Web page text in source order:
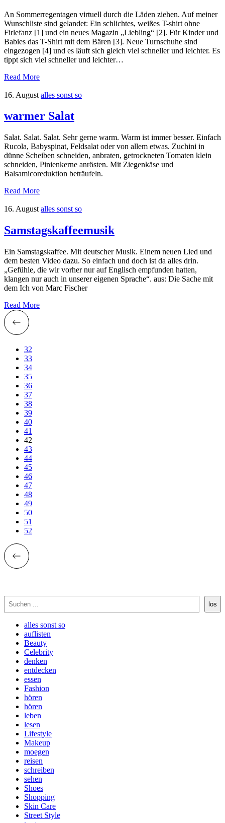
An Sommerregentagen virtuell durch die Läden ziehen. Auf meiner
Wunschliste sind gelandet: Ein schlichtes, weißes T-shirt ohne
Firlefanz [1] und ein neues Magazin „Liebling“ [2]. Für Kinder und
Babies das T-Shirt mit dem Bären [3]. Neue Turnschuhe sind
eingezogen [4] und es läuft sich gleich viel schneller und leichter. Es
tippt sich viel schneller und leichter…
Read More
16. August alles sonst so
warmer Salat
Salat. Salat. Salat. Sehr gerne warm. Warm ist immer besser. Einfach
Rucola, Babyspinat, Feldsalat oder von allem etwas. Zuchini in
dünne Scheiben schneiden, anbraten, getrockneten Tomaten klein
schneiden, Pinienkerne anrösten. Mit Ziegenkäse und
Balsamicoreduktion beträufeln.
Read More
16. August alles sonst so
Samstagskaffeemusik
Ein Samstagskaffee. Mit deutscher Musik. Einem neuen Lied und
dem besten Video dazu. So einfach und doch ist da alles drin.
„Gefühle, die wir vorher nur auf Englisch empfunden hatten,
klangen nur auch in unserer eigenen Sprache“. aus: Die Sache mit
dem Ich von Marc Fischer
Read More
32
33
34
35
36
37
38
39
40
41
42
43
44
45
46
47
48
49
50
51
52
Suchen
los
alles sonst so
auflisten
Beauty
Celebrity
denken
entdecken
essen
Fashion
hören
hören
leben
lesen
Lifestyle
Makeup
moegen
reisen
schreiben
sehen
Shoes
Shopping
Skin Care
Street Style